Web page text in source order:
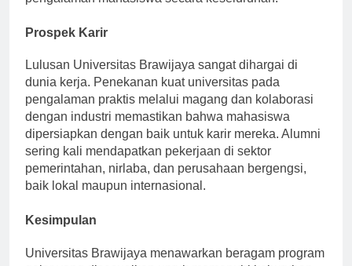
Prospek Karir
Lulusan Universitas Brawijaya sangat dihargai di
dunia kerja. Penekanan kuat universitas pada
pengalaman praktis melalui magang dan kolaborasi
dengan industri memastikan bahwa mahasiswa
dipersiapkan dengan baik untuk karir mereka. Alumni
sering kali mendapatkan pekerjaan di sektor
pemerintahan, nirlaba, dan perusahaan bergengsi,
baik lokal maupun internasional.
Kesimpulan
Universitas Brawijaya menawarkan beragam program